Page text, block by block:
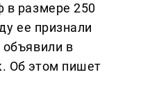
размере 250
ее признали
в
Об этом пишет